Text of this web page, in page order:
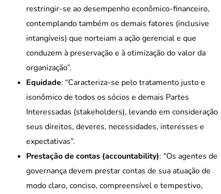
restringir-se ao desempenho econômico-financeiro,
contemplando também os demais fatores (inclusive
intangíveis) que norteiam a ação gerencial e que
conduzem à preservação e à otimização do valor da
organização”.
Equidade: “Caracteriza-se pelo tratamento justo e
isonômico de todos os sócios e demais Partes
Interessadas (stakeholders), levando em consideração
seus direitos, deveres, necessidades, interesses e
expectativas”.
Prestação de contas (accountability): “Os agentes de
governança devem prestar contas de sua atuação de
modo claro, conciso, compreensível e tempestivo,